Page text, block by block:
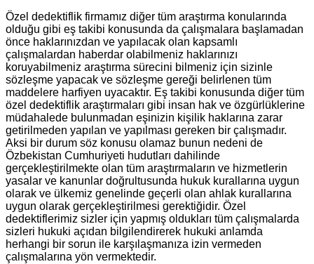
Özel dedektiflik firmamız diğer tüm araştırma konularında
olduğu gibi eş takibi konusunda da çalışmalara başlamadan
önce haklarınızdan ve yapılacak olan kapsamlı
çalışmalardan haberdar olabilmeniz haklarınızı
koruyabilmeniz araştırma sürecini bilmeniz için sizinle
sözleşme yapacak ve sözleşme gereği belirlenen tüm
maddelere harfiyen uyacaktır. Eş takibi konusunda diğer tüm
özel dedektiflik araştırmaları gibi insan hak ve özgürlüklerine
müdahalede bulunmadan eşinizin kişilik haklarına zarar
getirilmeden yapılan ve yapılması gereken bir çalışmadır.
Aksi bir durum söz konusu olamaz bunun nedeni de
Özbekistan Cumhuriyeti hudutları dahilinde
gerçekleştirilmekte olan tüm araştırmaların ve hizmetlerin
yasalar ve kanunlar doğrultusunda hukuk kurallarına uygun
olarak ve ülkemiz genelinde geçerli olan ahlak kurallarına
uygun olarak gerçekleştirilmesi gerektiğidir. Özel
dedektiflerimiz sizler için yapmış oldukları tüm çalışmalarda
sizleri hukuki açıdan bilgilendirerek hukuki anlamda
herhangi bir sorun ile karşılaşmanıza izin vermeden
çalışmalarına yön vermektedir.